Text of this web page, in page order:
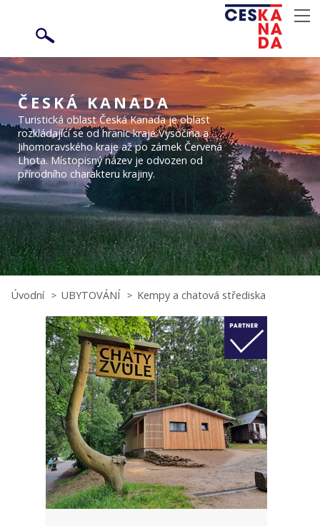
ČESKÁ KANADA
Turistická oblast Česká Kanada je oblast
rozkládající se od hranic kraje Vysočina a
Jihomoravského kraje až po zámek Červená
Lhota. Místopisný název je odvozen od
přírodního charakteru krajiny.
Úvodní UBYTOVÁNÍ Kempy a chatová střediska